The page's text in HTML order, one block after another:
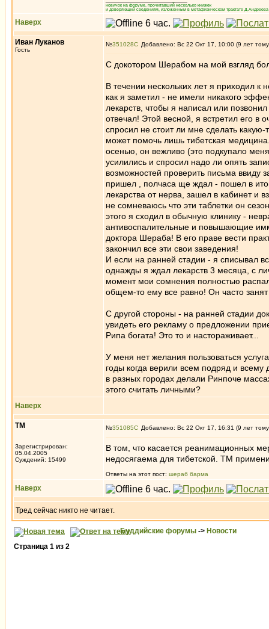
новичок на форуме, прочитавший несколько книжек
и доверяющий сведениям, изложенным в метафизическом трактате
Наверх
Иван Луканов
Гость
№351028 Добавлено: Вс 22 Окт 17, 10:00 (9 лет
С докотором Шерабом на мой взгляд
В течении нескольких лет я приходил
как я заметил - не имели никакого
лекарств, чтобы я написал или
отвечал! Этой весной, я встретил его в
спросил не стоит ли мне сделать
может помочь лишь тибетская
осенью, он вежливо (это подкупало
усилились и спросил надо ли опять
возможностей проверить письма ввиду
пришел , полчаса ще ждал - пошел в
лекарства от нерва, зашел в кабинет и
не сомневаюсь что эти таблетки он
этого я сходил в обычную клинику -
антивоспалительные и повышающие
доктора Шераба! В его праве вести
закончил все эти свои заведения!
И если на ранней стадии - я списывал
однажды я ждал лекарств 3 месяца, с
момент мои сомнения полностью
общем-то ему все равно! Он часто занят
С другой стороны - на ранней стадии
увидеть его рекламу о предложении
Рипа богата! Это то и настораживает...
У меня нет желания пользоваться
годы когда верили всем подряд и
в разных городах делали Ринпоче
этого считать личными?
Наверх
ТМ
Зарегистрирован:
05.04.2005
Суждений: 15499
№351085 Добавлено: Вс 22 Окт 17, 16:31 (9 лет
В том, что касается реанимационных
недосягаема для тибетской. ТМ
Ответы на этот пост: шераб барма
Наверх
Тред сейчас никто не читает.
Буддийские форумы -> Новости
Страница 1 из 2